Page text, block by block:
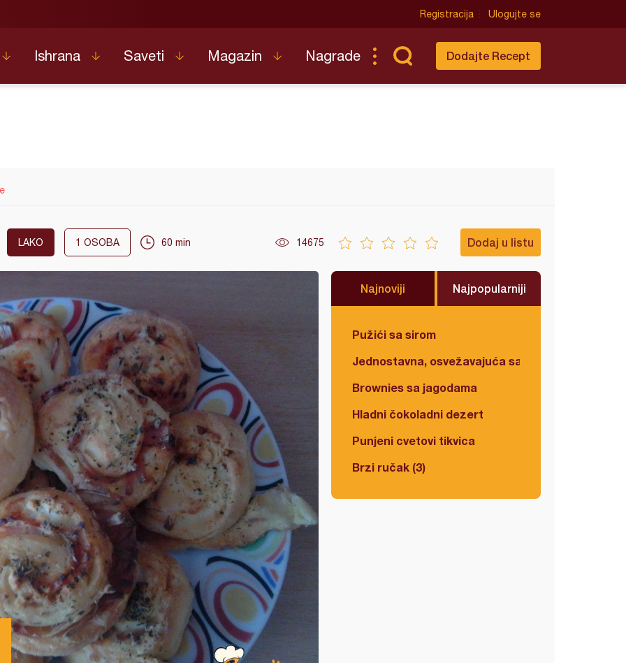
Registracija Ulogujte se
Ishrana Saveti Magazin Nagrade Dodajte Recept
LAKO 1 OSOBA 60 min 14675 Dodaj u listu
Najnoviji Najpopularniji
Pužići sa sirom
Jednostavna, osvežavajuća salata
Brownies sa jagodama
Hladni čokoladni dezert
Punjeni cvetovi tikvica
Brzi ručak (3)